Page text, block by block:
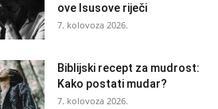
ove Isusove riječi
7. kolovoza 2026.
Biblijski recept za mudrost:
Kako postati mudar?
7. kolovoza 2026.